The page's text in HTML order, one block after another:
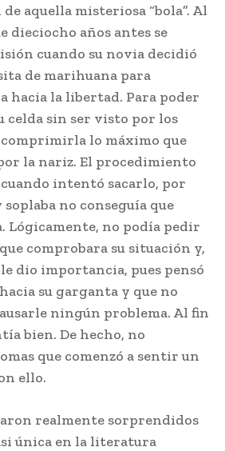
aquella misteriosa “bola”. Al
dieciocho años antes se
cuando su novia decidió
de marihuana para
hacia la libertad. Para poder
sin ser visto por los
lo máximo que
la nariz. El procedimiento
intentó sacarlo, por
soplaba no conseguía que
Lógicamente, no podía pedir
comprobara su situación y,
dio importancia, pues pensó
su garganta y que no
ningún problema. Al fin
bien. De hecho, no
que comenzó a sentir un
ello.
realmente sorprendidos
única en la literatura